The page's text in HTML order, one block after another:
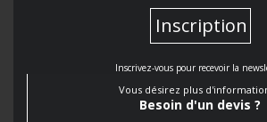
Inscription
Inscrivez-vous pour recevoir la
Vous désirez plus
Besoin d'un devis ?